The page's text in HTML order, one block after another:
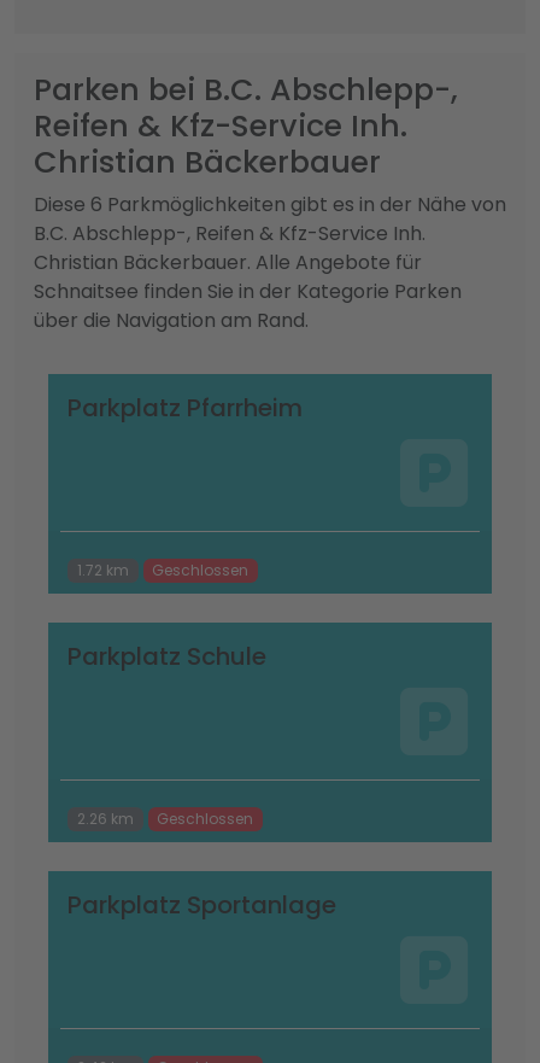
Parken bei B.C. Abschlepp-,
Reifen & Kfz-Service Inh.
Christian Bäckerbauer
Diese 6 Parkmöglichkeiten gibt es in der Nähe von
B.C. Abschlepp-, Reifen & Kfz-Service Inh.
Christian Bäckerbauer. Alle Angebote für
Schnaitsee finden Sie in der Kategorie Parken
über die Navigation am Rand.
Parkplatz Pfarrheim
1.72 km Geschlossen
Parkplatz Schule
2.26 km Geschlossen
Parkplatz Sportanlage